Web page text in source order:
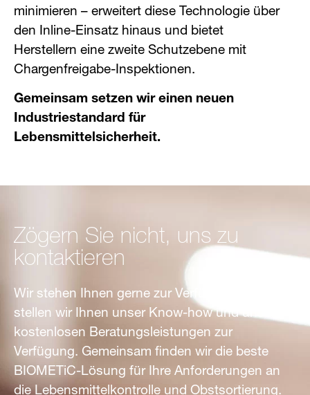
minimieren – erweitert diese Technologie über
den Inline-Einsatz hinaus und bietet
Herstellern eine zweite Schutzebene mit
Chargenfreigabe-Inspektionen.
Gemeinsam setzen wir einen neuen
Industriestandard für
Lebensmittelsicherheit.
Zögern Sie nicht, uns zu
kontaktieren
Wir stehen Ihnen gerne zur Verfügung. Gerne
stellen wir Ihnen unser Know-how und unsere
kostenlosen Beratungsleistungen zur
Verfügung. Gemeinsam finden wir die beste
BIOMETiC-Lösung für Ihre Anforderungen an
die Lebensmittelkontrolle und Obstsortierung.